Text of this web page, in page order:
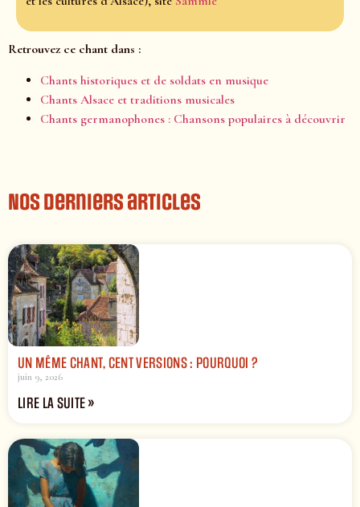
Retrouvez ce chant dans :
Chants historiques et de soldats en musique
Chants Alsace et traditions musicales
Chants germanophones : Chansons populaires à découvrir
Nos derniers articles
UN MÊME CHANT, CENT VERSIONS : POURQUOI ?
juin 9, 2026
LIRE LA SUITE »